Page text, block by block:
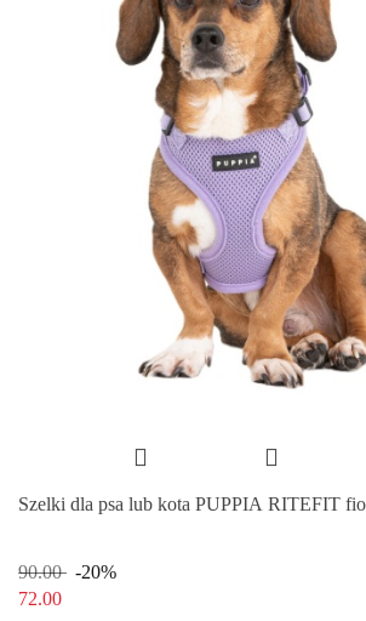
Szelki dla psa lub kota PUPPIA RITEFIT
90.00
-20%
72.00